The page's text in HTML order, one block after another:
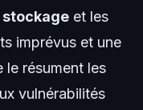
stockage et les
imprévus et une
le résument les
vulnérabilités